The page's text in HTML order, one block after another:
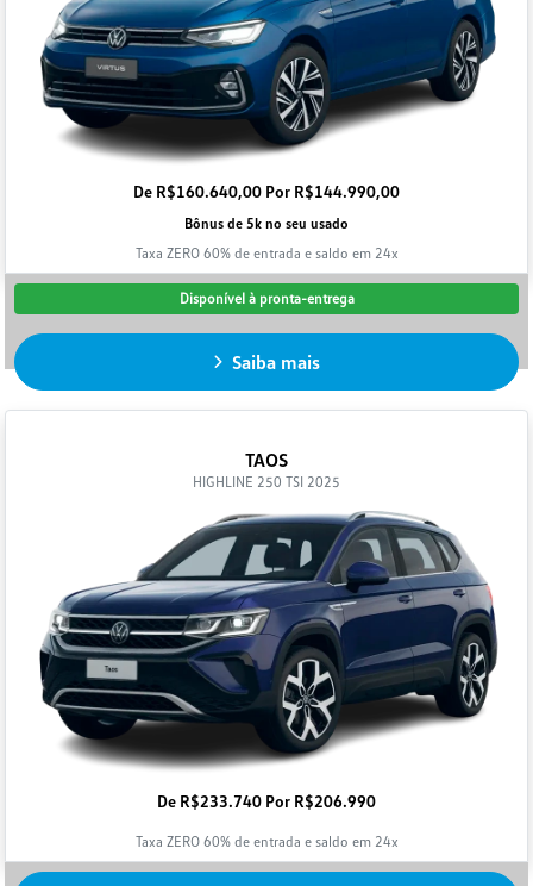
De R$160.640,00 Por R$144.990,00
Bônus de 5k no seu usado
Taxa ZERO 60% de entrada e saldo em 24x
Disponível à pronta-entrega
Saiba mais
TAOS
HIGHLINE 250 TSI 2025
De R$233.740 Por R$206.990
Taxa ZERO 60% de entrada e saldo em 24x